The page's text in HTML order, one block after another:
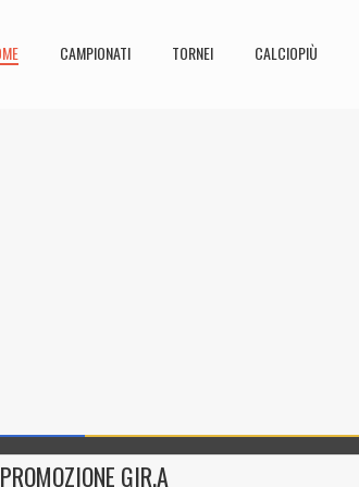
CAMPIONATI TORNEI CALCIOPIÙ
PROMOZIONE GIR.A